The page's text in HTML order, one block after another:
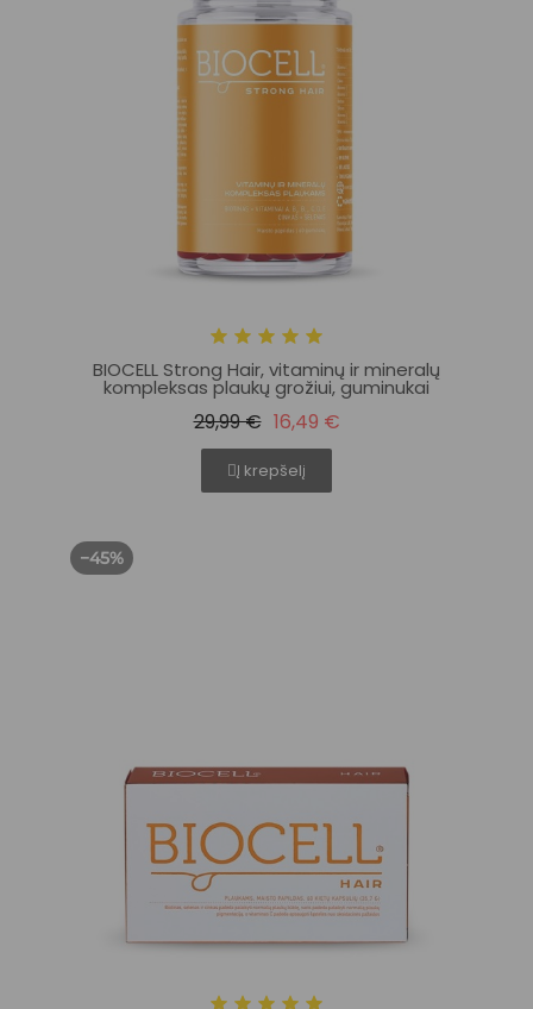
BIOCELL Strong Hair, vitaminų ir mineralų
kompleksas plaukų grožiui, guminukai
29,99 € 16,49 €
Į krepšelį
−45%